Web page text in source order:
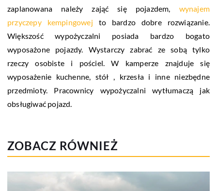
zaplanowana należy zająć się pojazdem, wynajem
przyczepy kempingowej to bardzo dobre rozwiązanie.
Większość wypożyczalni posiada bardzo bogato
wyposażone pojazdy. Wystarczy zabrać ze sobą tylko
rzeczy osobiste i pościel. W kamperze znajduje się
wyposażenie kuchenne, stół , krzesła i inne niezbędne
przedmioty. Pracownicy wypożyczalni wytłumaczą jak
obsługiwać pojazd.
ZOBACZ RÓWNIEŻ